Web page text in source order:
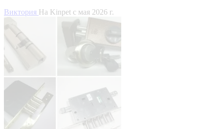
Виктория На Kinpet c мая 2026 г.